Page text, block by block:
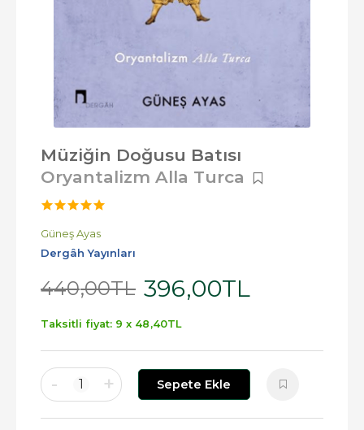
Müziğin Doğusu Batısı
Oryantalizm Alla Turca
Güneş Ayas
Dergâh Yayınları
440,00TL 396,00TL
Taksitli fiyat: 9 x 48 ,40TL
- 1 + Sepete Ekle